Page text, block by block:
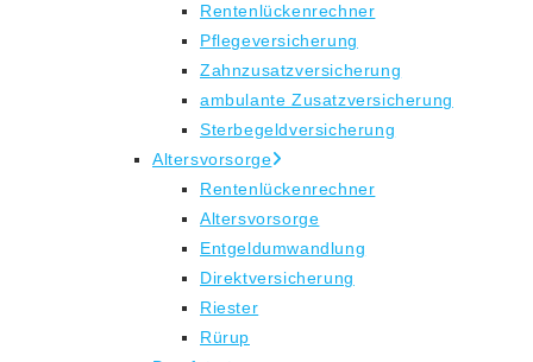
Rentenlückenrechner
Pflegeversicherung
Zahnzusatzversicherung
ambulante Zusatzversicherung
Sterbegeldversicherung
Altersvorsorge
Rentenlückenrechner
Altersvorsorge
Entgeldumwandlung
Direktversicherung
Riester
Rürup